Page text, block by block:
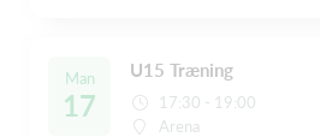
Man
17
U15 Træning
17:30 - 19:00
Arena